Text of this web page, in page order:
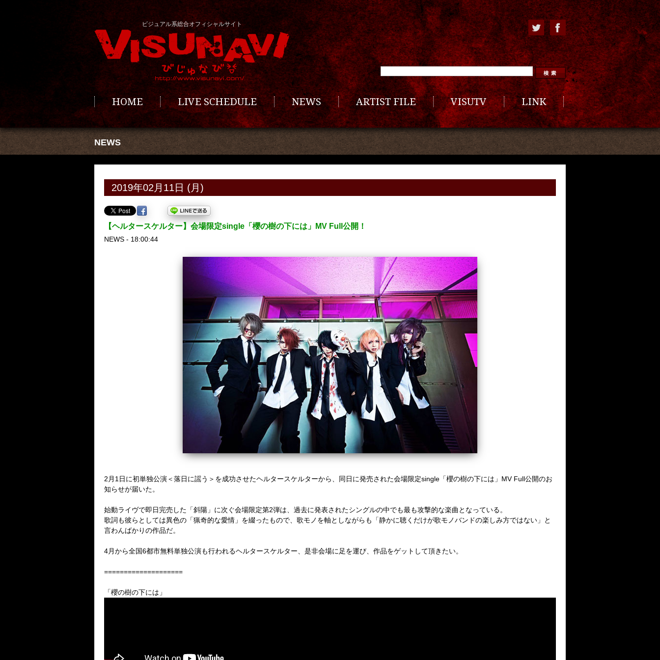
ビジュアル系総合オフィシャルサイト
HOME LIVE SCHEDULE NEWS ARTIST FILE VISUTV LINK
NEWS
2019年02月11日 (月)
【ヘルタースケルター】会場限定single「櫻の樹の下には」MV Full公開！
NEWS - 18:00:44
2月1日に初単独公演＜落日に謡う＞を成功させたヘルタースケルターから、同日に発売された会場限定single「櫻の樹の下には」MV Full公開のお
知らせが届いた。
始動ライヴで即日完売した「斜陽」に次ぐ会場限定第2弾は、過去に発表されたシングルの中でも最も攻撃的な楽曲となっている。
歌詞も彼らとしては異色の「猟奇的な愛情」を綴ったもので、歌モノを軸としながらも「静かに聴くだけが歌モノバンドの楽しみ方ではない」と
言わんばかりの作品だ。
4月から全国6都市無料単独公演も行われるヘルタースケルター、是非会場に足を運び、作品をゲットして頂きたい。
====================
「櫻の樹の下には」